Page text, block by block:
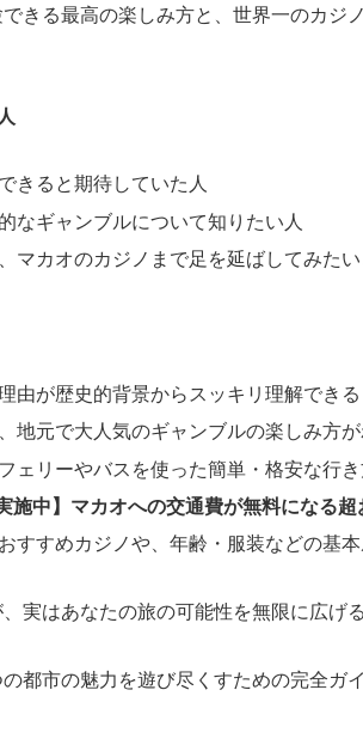
きる最高の楽しみ方と、世界一のカジ
きると期待していた人
なギャンブルについて知りたい人
マカオのカジノまで足を延ばしてみた
由が歴史的背景からスッキリ理解できる
地元で大人気のギャンブルの楽しみ方が
ェリーやバスを使った簡単・格安な行
施中】マカオへの交通費が無料になる
すすめカジノや、年齢・服装などの基
実はあなたの旅の可能性を無限に広げ
都市の魅力を遊び尽くすための完全ガ